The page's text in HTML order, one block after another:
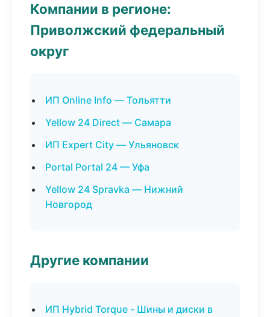
Компании в регионе:
Приволжский федеральный
округ
ИП Online Info — Тольятти
Yellow 24 Direct — Самара
ИП Expert City — Ульяновск
Portal Portal 24 — Уфа
Yellow 24 Spravka — Нижний
Новгород
Другие компании
ИП Hybrid Torque - Шины и диски в